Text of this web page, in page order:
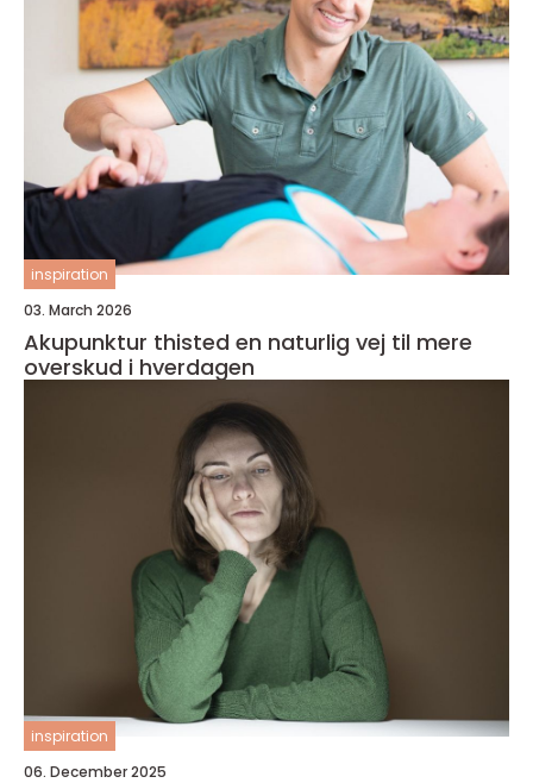
inspiration
03. March 2026
Akupunktur thisted en naturlig vej til mere
overskud i hverdagen
inspiration
06. December 2025